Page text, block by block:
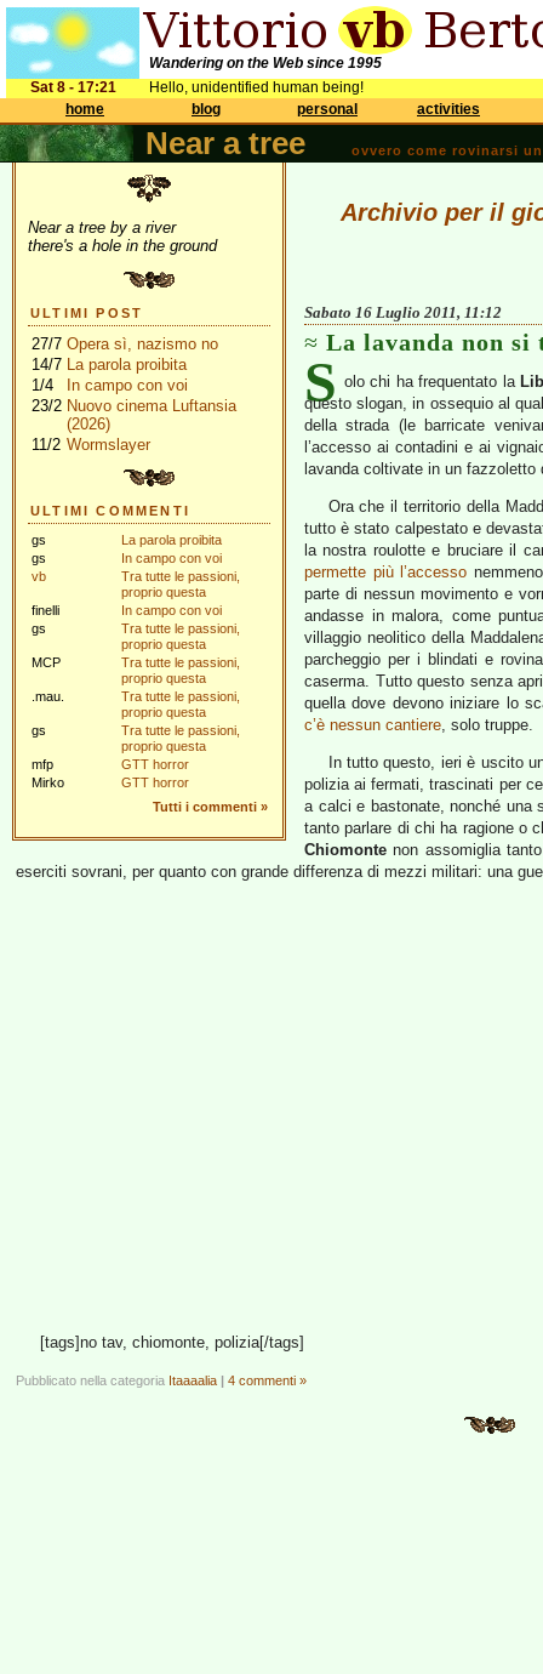
Wandering on the Web since 1995
Sat 8 - 17:21
Hello, unidentified human being!
home
blog personal activities
Near a tree ovvero come rovinarsi
Near a tree by a river
there's a hole in the ground
ULTIMI POST
27/7 Opera sì, nazismo no
14/7 La parola proibita
1/4
In campo con voi
23/2 Nuovo cinema Luftansia
(2026)
11/2 Wormslayer
ULTIMI COMMENTI
gs
La parola proibita
gs
In campo con voi
vb
Tra tutte le passioni,
proprio questa
finelli
In campo con voi
gs
Tra tutte le passioni,
proprio questa
MCP
Tra tutte le passioni,
proprio questa
.mau.
Tra tutte le passioni,
proprio questa
gs
Tra tutte le passioni,
proprio questa
mfp
GTT horror
Mirko
GTT horror
Tutti i commenti »
Archivio per il
Sabato 16 Luglio 2011, 11:12
La lavanda non si
S olo chi ha frequentato la
questo slogan, in ossequio al
della strada (le barricate
l’accesso ai contadini e ai
lavanda coltivate in un fazzoletto
Ora che il territorio della
tutto è stato calpestato e
la nostra roulotte e bruciare il
permette più l’accesso
parte di nessun movimento e
andasse in malora, come
villaggio neolitico della
parcheggio per i blindati e
caserma. Tutto questo senza
quella dove devono iniziare lo
c’è nessun cantiere, solo truppe.
In tutto questo, ieri è uscito
polizia ai fermati, trascinati per
a calci e bastonate, nonché una
tanto parlare di chi ha ragione o
Chiomonte non assomiglia
eserciti sovrani, per quanto con grande differenza di mezzi militari: una
[tags]no tav, chiomonte, polizia[/tags]
Pubblicato nella categoria Itaaaalia | 4 commenti »